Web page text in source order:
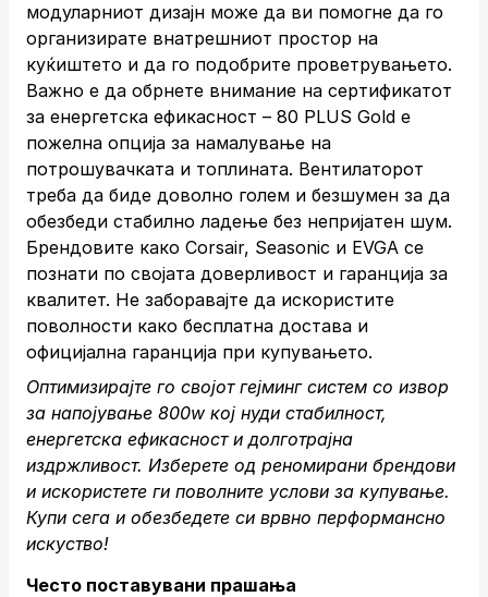
модуларниот дизајн може да ви помогне да го
организирате внатрешниот простор на
куќиштето и да го подобрите проветрувањето.
Важно е да обрнете внимание на сертификатот
за енергетска ефикасност – 80 PLUS Gold е
пожелна опција за намалување на
потрошувачката и топлината. Вентилаторот
треба да биде доволно голем и безшумен за да
обезбеди стабилно ладење без непријатен шум.
Брендовите како Corsair, Seasonic и EVGA се
познати по својата доверливост и гаранција за
квалитет. Не заборавајте да искористите
поволности како бесплатна достава и
официјална гаранција при купувањето.
Оптимизирајте го својот гејминг систем со извор
за напојување 800w кој нуди стабилност,
енергетска ефикасност и долготрајна
издржливост. Изберете од реномирани брендови
и искористете ги поволните услови за купување.
Купи сега и обезбедете си врвно перформансно
искуство!
Често поставувани прашања